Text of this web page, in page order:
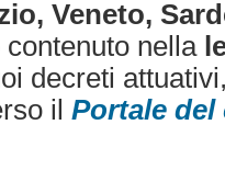
Veneto,
nella
decreti
il Portale